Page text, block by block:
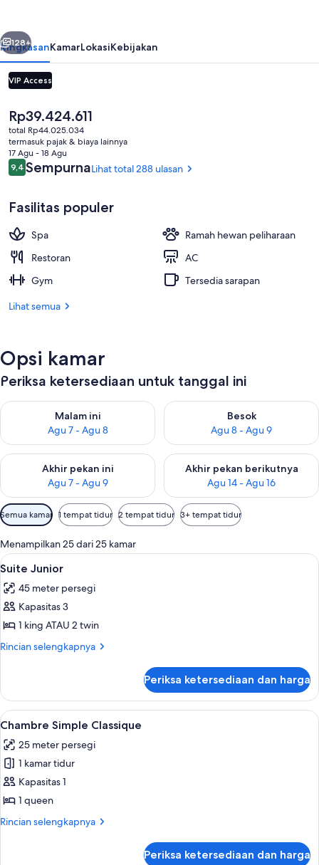
Collection
Berikutnya
128+
RingkasanKamarLokasiKebijakan
VIP Access
Harga
saat
ini
Rp39.424.611
Rp39.424.611
total Rp44.025.034
termasuk pajak & biaya lainnya
17 Agu - 18 Agu
Ulasan
9,49,4 dari 10
SempurnaLihat total 288 ulasan
Fasilitas populer
Spa
Ramah hewan peliharaan
Restoran
AC
Gym
Tersedia sarapan
Lihat semua
Opsi kamar
Periksa ketersediaan untuk tanggal ini
Malam ini
Agu 7 - Agu 8
Periksa ketersediaan untuk malam ini Agu 7 - Agu 8
Besok
Agu 8 - Agu 9
Periksa ketersediaan untuk
Akhir pekan ini
Agu 7 - Agu 9
Periksa ketersediaan untuk akhir pekan ini Agu 7 - Agu 9
Akhir pekan berikutnya
Agu 14 - Agu 16
Periksa ketersediaan untuk
Filter
tersedia
untuk
kamar
Semua kamar 1 tempat tidur 2 tempat tidur 3+ tempat tidur
Menampilkan 25 dari 25 kamar
Lihat
semua
foto
untuk
Suite
Junior
Suite Junior | Seprai premium,
5
Suite Junior
45 meter persegi
Kapasitas 3
1 king ATAU 2 twin
Rincian selengkapnya
Rincian
Suite
Junior
Periksa ketersediaan dan harga
Lihat
semua
foto
untuk
Chambre
Simple
Classique
Chambre Simple Classique | Seprai
3
Chambre Simple Classique
25 meter persegi
1 kamar tidur
Kapasitas 1
1 queen
Rincian selengkapnya
Rincian
Periksa ketersediaan dan harga